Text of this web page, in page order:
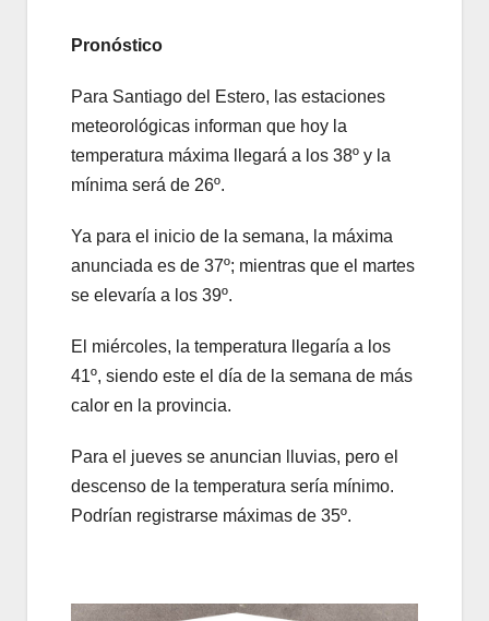
Pronóstico
Para Santiago del Estero, las estaciones
meteorológicas informan que hoy la
temperatura máxima llegará a los 38º y la
mínima será de 26º.
Ya para el inicio de la semana, la máxima
anunciada es de 37º; mientras que el martes
se elevaría a los 39º.
El miércoles, la temperatura llegaría a los
41º, siendo este el día de la semana de más
calor en la provincia.
Para el jueves se anuncian lluvias, pero el
descenso de la temperatura sería mínimo.
Podrían registrarse máximas de 35º.